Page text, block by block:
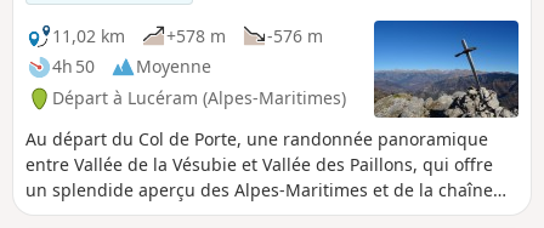
11,02 km
+578 m
-576 m
4h 50
Moyenne
Départ à Lucéram (Alpes-Maritimes)
Au départ du Col de Porte, une randonnée panoramique
entre Vallée de la Vésubie et Vallée des Paillons, qui offre
un splendide aperçu des Alpes-Maritimes et de la chaîne
du Mercantour.